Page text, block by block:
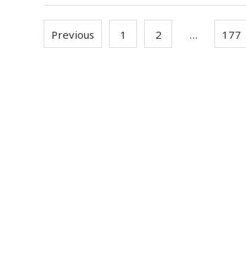
Previous 1 2 … 177